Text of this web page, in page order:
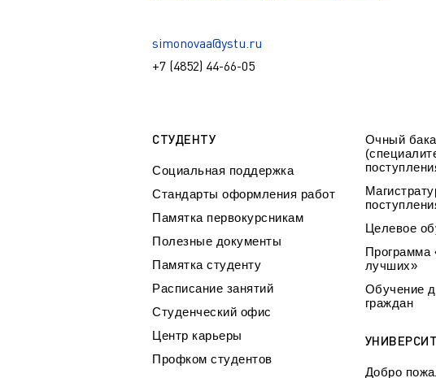
simonovaa@ystu.ru
+7 (4852) 44-66-05
СТУДЕНТУ
Социальная поддержка
Стандарты оформления работ
Памятка первокурсникам
Полезные документы
Памятка студенту
Расписание занятий
Студенческий офис
Центр карьеры
Профком студентов
Очный
Целевое
Программа
лучших»
Обучение
граждан
Добро